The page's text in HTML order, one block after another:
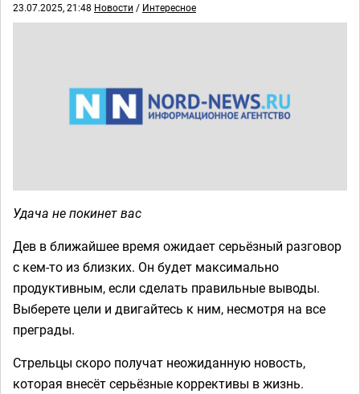
23.07.2025, 21:48 Новости / Интересное
Удача не покинет вас
Дев в ближайшее время ожидает серьёзный разговор
с кем-то из близких. Он будет максимально
продуктивным, если сделать правильные выводы.
Выберете цели и двигайтесь к ним, несмотря на все
преграды.
Стрельцы скоро получат неожиданную новость,
которая внесёт серьёзные коррективы в жизнь.